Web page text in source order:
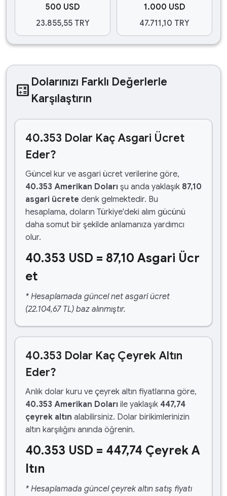
500 USD
23.855,55 TRY
1.000 USD
47.711,10 TRY
calculate Dolarınızı Farklı Değerlerle
Karşılaştırın
40.353 Dolar Kaç Asgari Ücret
Eder?
Güncel kur ve asgari ücret verilerine göre,
40.353 Amerikan Doları şu anda yaklaşık 87,10
asgari ücrete denk gelmektedir. Bu
hesaplama, doların Türkiye'deki alım gücünü
daha somut bir şekilde anlamanıza yardımcı
olur.
40.353 USD = 87,10 Asgari Ücr
et
* Hesaplamada güncel net asgari ücret
(22.104,67 TL) baz alınmıştır.
40.353 Dolar Kaç Çeyrek Altın
Eder?
Anlık dolar kuru ve çeyrek altın fiyatlarına göre,
40.353 Amerikan Doları ile yaklaşık 447,74
çeyrek altın alabilirsiniz. Dolar birikimlerinizin
altın karşılığını anında öğrenin.
40.353 USD = 447,74 Çeyrek A
ltın
* Hesaplamada güncel çeyrek altın satış fiyatı